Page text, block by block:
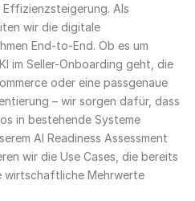
Als
wir die digitale
End-to-End. Ob es um
im Seller-Onboarding geht, die
oder eine passgenaue
– wir sorgen dafür, dass
in bestehende Systeme
AI Readiness Assessment
wir die Use Cases, die bereits
wirtschaftliche Mehrwerte